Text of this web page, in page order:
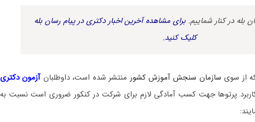
بله در کنار شماییم. برای مشاهده آخرین اخبار دکتری در پیام رسان بله
کلیک کنید.
از سوی سازمان سنجش آموزش کشور منتشر شده است، داوطلبان آزمون دکتری
پرتوها جهت کسب آمادگی لازم برای شرکت در کنکور ضروری است نسبت به